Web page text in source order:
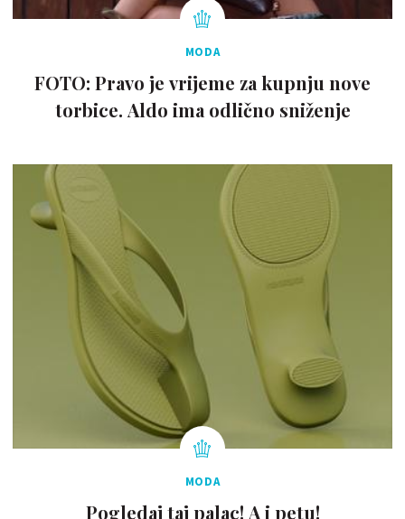
MODA
FOTO: Pravo je vrijeme za kupnju nove
torbice. Aldo ima odlično sniženje
MODA
Pogledaj taj palac! A i petu!